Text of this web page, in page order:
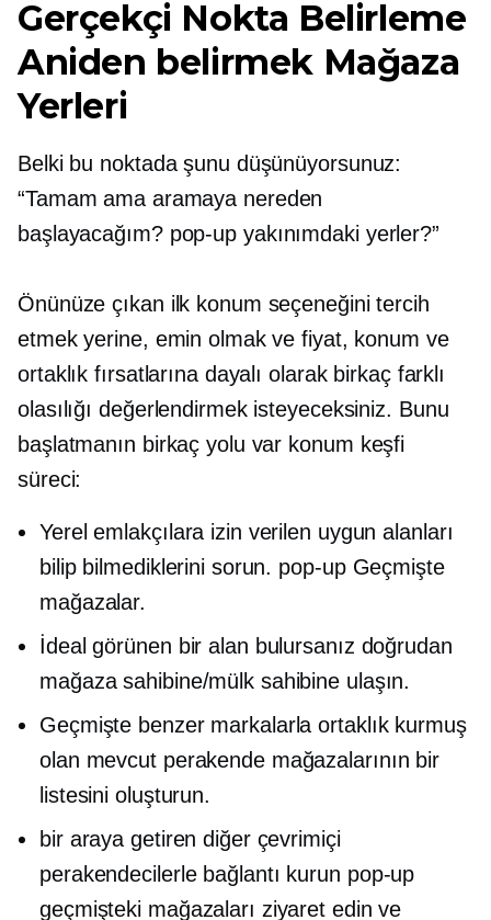
Gerçekçi Nokta Belirleme
Aniden belirmek Mağaza
Yerleri
Belki bu noktada şunu düşünüyorsunuz:
“Tamam ama aramaya nereden
başlayacağım? pop-up yakınımdaki yerler?”
Önünüze çıkan ilk konum seçeneğini tercih
etmek yerine, emin olmak ve fiyat, konum ve
ortaklık fırsatlarına dayalı olarak birkaç farklı
olasılığı değerlendirmek isteyeceksiniz. Bunu
başlatmanın birkaç yolu var konum keşfi
süreci:
Yerel emlakçılara izin verilen uygun alanları
bilip bilmediklerini sorun. pop-upGeçmişte
mağazalar.
İdeal görünen bir alan bulursanız doğrudan
mağaza sahibine/mülk sahibine ulaşın.
Geçmişte benzer markalarla ortaklık kurmuş
olan mevcut perakende mağazalarının bir
listesini oluşturun.
bir araya getiren diğer çevrimiçi
perakendecilerle bağlantı kurun pop-up
geçmişteki mağazaları ziyaret edin ve